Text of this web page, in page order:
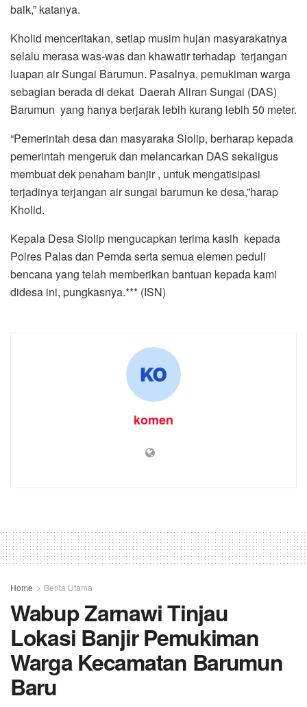
baik,” katanya.
Kholid menceritakan, setiap musim hujan masyarakatnya
selalu merasa was-was dan khawatir terhadap terjangan
luapan air Sungai Barumun. Pasalnya, pemukiman warga
sebagian berada di dekat Daerah Aliran Sungai (DAS)
Barumun yang hanya berjarak lebih kurang lebih 50 meter.
“Pemerintah desa dan masyaraka Siolip, berharap kepada
pemerintah mengeruk dan melancarkan DAS sekaligus
membuat dek penaham banjir , untuk mengatisipasi
terjadinya terjangan air sungai barumun ke desa,”harap
Kholid.
Kepala Desa Siolip mengucapkan terima kasih kepada
Polres Palas dan Pemda serta semua elemen peduli
bencana yang telah memberikan bantuan kepada kami
didesa ini, pungkasnya.*** (ISN)
komen
Home Berita Utama
Wabup Zarnawi Tinjau
Lokasi Banjir Pemukiman
Warga Kecamatan Barumun
Baru